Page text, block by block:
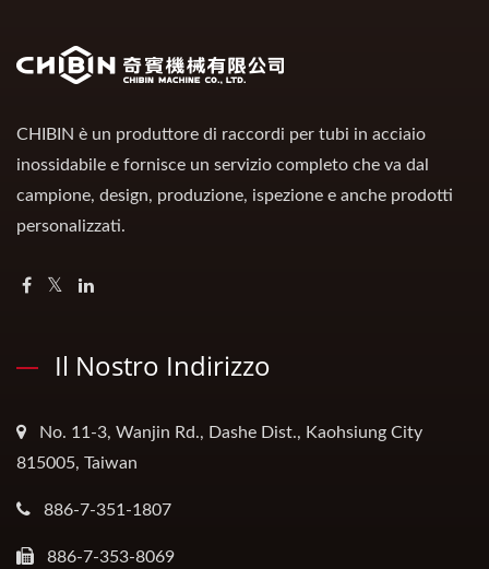
CHIBIN è un produttore di raccordi per tubi in acciaio
inossidabile e fornisce un servizio completo che va dal
campione, design, produzione, ispezione e anche prodotti
personalizzati.
Il Nostro Indirizzo
No. 11-3, Wanjin Rd., Dashe Dist., Kaohsiung City
815005, Taiwan
886-7-351-1807
886-7-353-8069